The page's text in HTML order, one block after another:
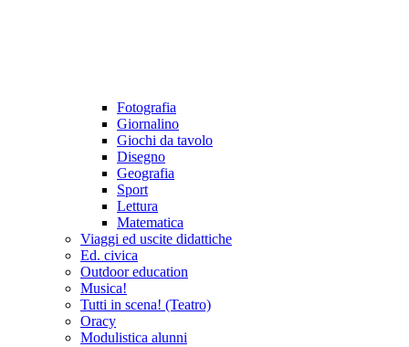
Fotografia
Giornalino
Giochi da tavolo
Disegno
Geografia
Sport
Lettura
Matematica
Viaggi ed uscite didattiche
Ed. civica
Outdoor education
Musica!
Tutti in scena! (Teatro)
Oracy
Modulistica alunni